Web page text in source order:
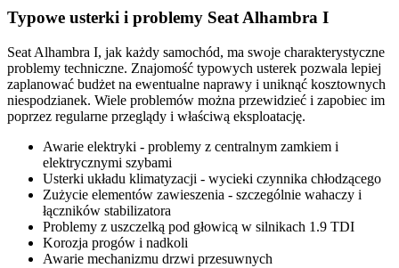
Typowe usterki i problemy Seat Alhambra I
Seat Alhambra I, jak każdy samochód, ma swoje charakterystyczne
problemy techniczne. Znajomość typowych usterek pozwala lepiej
zaplanować budżet na ewentualne naprawy i uniknąć kosztownych
niespodzianek. Wiele problemów można przewidzieć i zapobiec im
poprzez regularne przeglądy i właściwą eksploatację.
Awarie elektryki - problemy z centralnym zamkiem i
elektrycznymi szybami
Usterki układu klimatyzacji - wycieki czynnika chłodzącego
Zużycie elementów zawieszenia - szczególnie wahaczy i
łączników stabilizatora
Problemy z uszczelką pod głowicą w silnikach 1.9 TDI
Korozja progów i nadkoli
Awarie mechanizmu drzwi przesuwnych